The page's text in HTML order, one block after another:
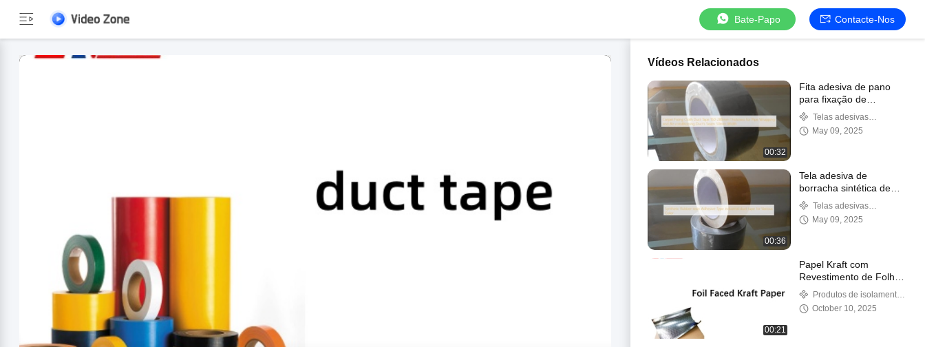
Bate-Papo Contacte-Nos
Vídeos Relacionados
00:32
Fita adesiva de pano
para fixação de
carpetes, para
embrulho de tubos e
costura de duto de ar
Telas adesivas
industriais
May 09, 2025
00:36
Tela adesiva de
borracha sintética de
resina tipo industrial
para várias cores
Telas adesivas
industriais
May 09, 2025
00:21
Papel Kraft com
Revestimento de Folha:
Projetado para
Proteção Superior
contra Umidade, Ar e
Produtos de isolamento
térmicoOctober 10, 2025